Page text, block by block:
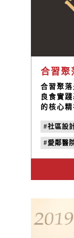
合習聚
合習聚
良食實
的核心
落串連
舖、社區
一個社區
青少年
#社區設
#愛鄰醫
#地方創